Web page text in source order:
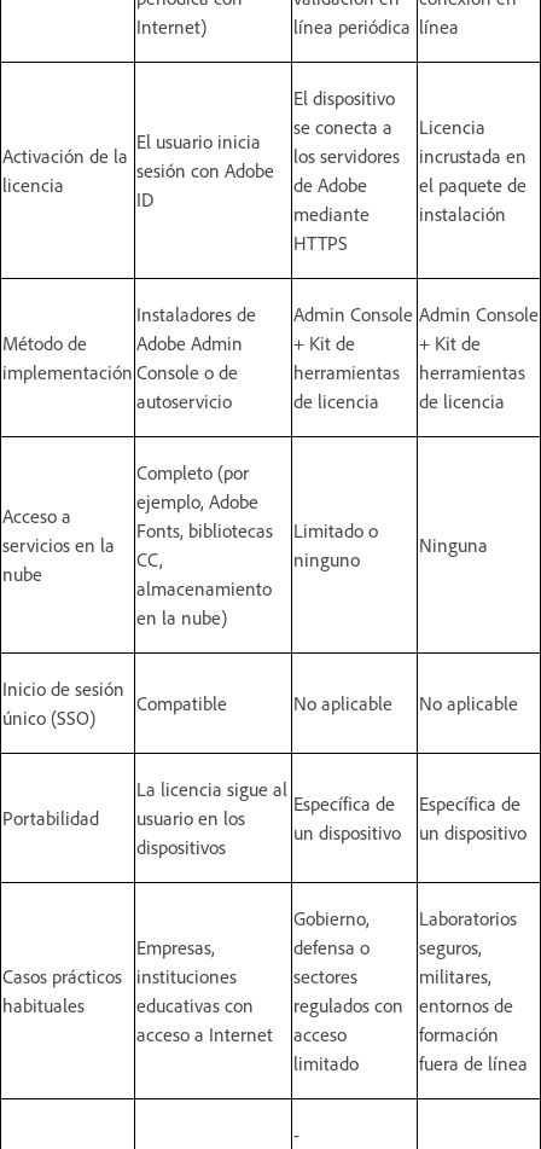
Internet)
línea periódica línea
Activación de la
licencia
El usuario inicia
sesión con Adobe
ID
El dispositivo
se conecta a
los servidores
de Adobe
mediante
HTTPS
Licencia
incrustada en
el paquete de
instalación
Método de
implementación
Instaladores de
Adobe Admin
Console o de
autoservicio
Admin Console
+ Kit de
herramientas
de licencia
Admin Console
+ Kit de
herramientas
de licencia
Acceso a
servicios en la
nube
Completo (por
ejemplo, Adobe
Fonts, bibliotecas
CC,
almacenamiento
en la nube)
Limitado o
ninguno
Ninguna
Inicio de sesión
único (SSO)
Compatible No aplicable No aplicable
Portabilidad
La licencia sigue al
usuario en los
dispositivos
Específica de
un dispositivo
Específica de
un dispositivo
Casos prácticos
habituales
Empresas,
instituciones
educativas con
acceso a Internet
Gobierno,
defensa o
sectores
regulados con
acceso
limitado
Laboratorios
seguros,
militares,
entornos de
formación
fuera de línea
-